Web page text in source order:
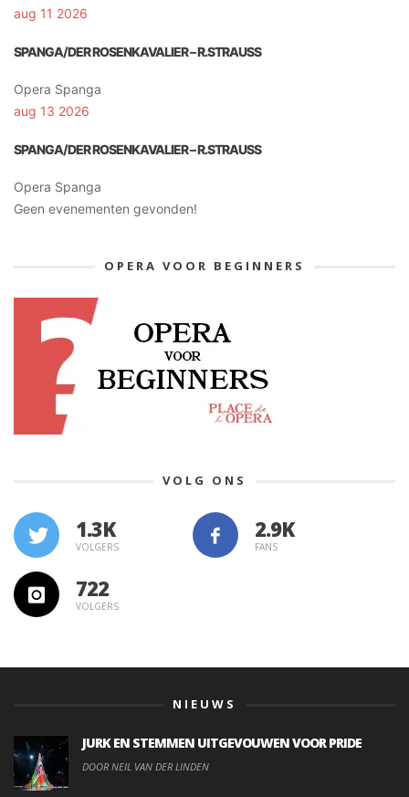
aug 11 2026
SPANGA/DER ROSENKAVALIER – R.STRAUSS
Opera Spanga
aug 13 2026
SPANGA/DER ROSENKAVALIER – R.STRAUSS
Opera Spanga
Geen evenementen gevonden!
OPERA VOOR BEGINNERS
VOLG ONS
1.3K
VOLGERS FANS
722
VOLGERS
NIEUWS
JURK EN STEMMEN UITGEVOUWEN VOOR PRIDE
DOOR NEIL VAN DER LINDEN